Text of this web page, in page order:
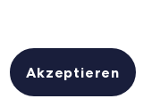
9. Aug.
Akzeptieren